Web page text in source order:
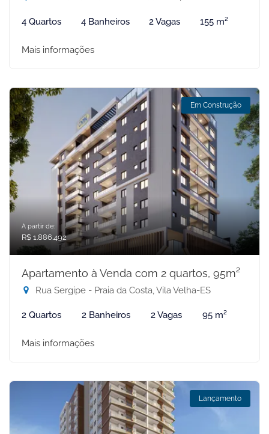
4 Quartos 4 Banheiros 2 Vagas 155 m²
Mais informações
Em Construção
A partir de:
R$ 1.886.492
Apartamento à Venda com 2 quartos, 95m²
Rua Sergipe - Praia da Costa, Vila Velha-ES
2 Quartos 2 Banheiros 2 Vagas 95 m²
Mais informações
Lançamento